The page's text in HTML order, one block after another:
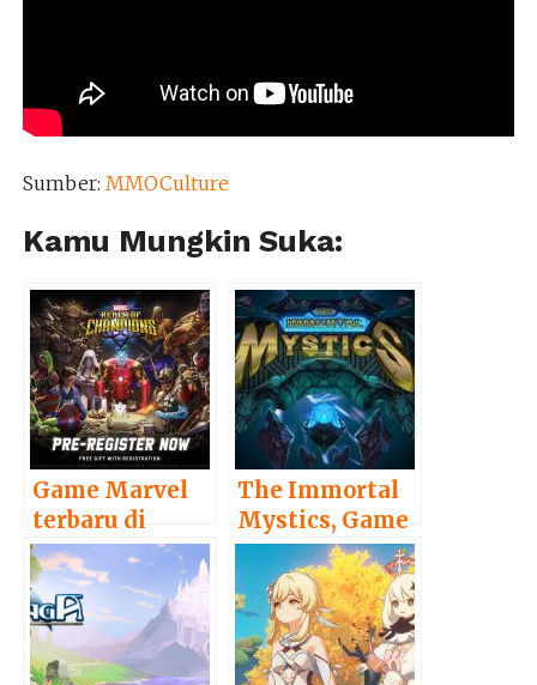
Sumber: MMOCulture
Kamu Mungkin Suka:
Game Marvel
terbaru di
mobile, Marvel
Realm of
Champions
sudah bisa pre-
register
The Immortal
Mystics, Game
MOBA Baru
yang akan
Rilis untuk PC
dan Mobile